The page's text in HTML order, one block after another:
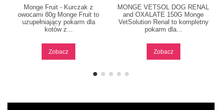
Monge Fruit - Kurczak z
owocami 80g Monge Fruit to
uzupełniający pokarm dla
kotów z...
Zobacz
MONGE VETSOL DOG RENAL
and OXALATE 150G Monge
VetSolution Renal to kompletny
pokarm dla...
Zobacz